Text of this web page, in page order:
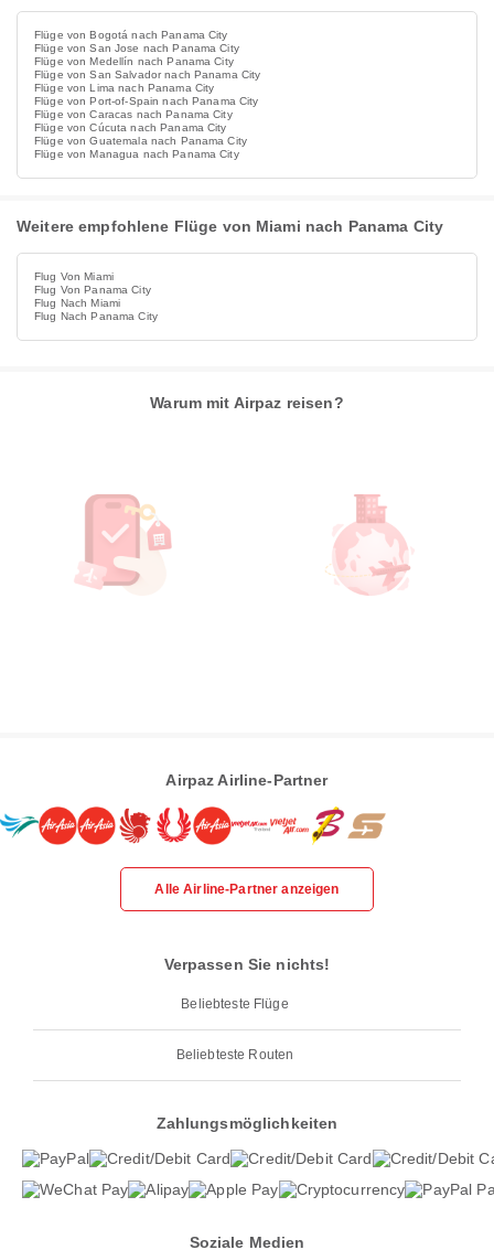
Flüge von Bogotá nach Panama City
Flüge von San Jose nach Panama City
Flüge von Medellín nach Panama City
Flüge von San Salvador nach Panama City
Flüge von Lima nach Panama City
Flüge von Port-of-Spain nach Panama City
Flüge von Caracas nach Panama City
Flüge von Cúcuta nach Panama City
Flüge von Guatemala nach Panama City
Flüge von Managua nach Panama City
Weitere empfohlene Flüge von Miami nach Panama City
Flug Von Miami
Flug Von Panama City
Flug Nach Miami
Flug Nach Panama City
Warum mit Airpaz reisen?
Airpaz Airline-Partner
Alle Airline-Partner anzeigen
Verpassen Sie nichts!
Beliebteste Flüge
Beliebteste Routen
Zahlungsmöglichkeiten
Soziale Medien